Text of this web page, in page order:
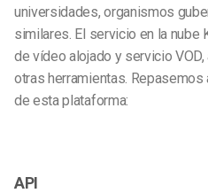
universidades, organismos
similares. El servicio en la nube
de vídeo alojado y servicio
otras herramientas.
de esta plataforma:
API